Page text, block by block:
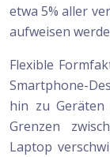
etwa 5% aller
aufweisen
Flexible
Smartphone-
hin zu Geräten
Grenzen
Laptop